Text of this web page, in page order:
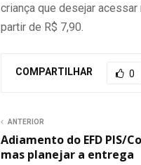
criança que desejar
partir de R$ 7,90.
COMPARTILHAR 0
ANTERIOR
Adiamento do EFD PIS/
mas planejar a entrega